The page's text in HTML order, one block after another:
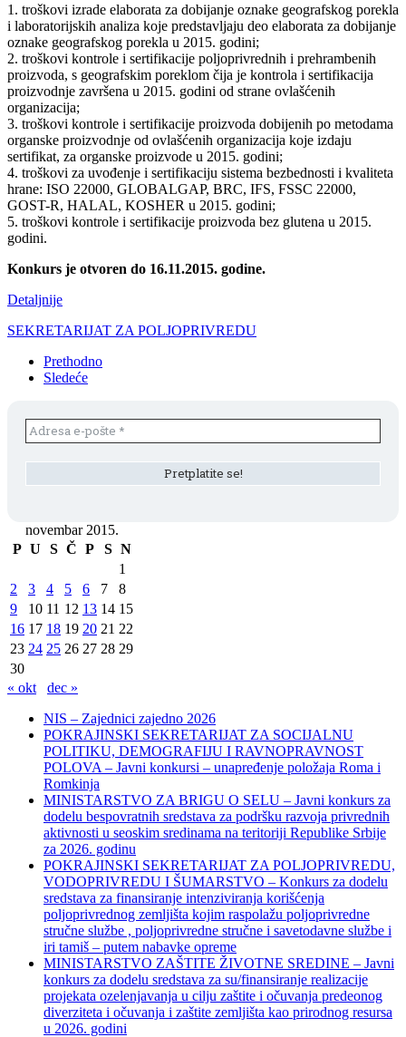
1. troškovi izrade elaborata za dobijanje oznake geografskog porekla
i laboratorijskih analiza koje predstavljaju deo elaborata za dobijanje
oznake geografskog porekla u 2015. godini;
2. troškovi kontrole i sertifikacije poljoprivrednih i prehrambenih
proizvoda, s geografskim poreklom čija je kontrola i sertifikacija
proizvodnje završena u 2015. godini od strane ovlašćenih
organizacija;
3. troškovi kontrole i sertifikacije proizvoda dobijenih po metodama
organske proizvodnje od ovlašćenih organizacija koje izdaju
sertifikat, za organske proizvode u 2015. godini;
4. troškovi za uvođenje i sertifikaciju sistema bezbednosti i kvaliteta
hrane: ISO 22000, GLOBALGAP, BRC, IFS, FSSC 22000,
GOST-R, HALAL, KOSHER u 2015. godini;
5. troškovi kontrole i sertifikacije proizvoda bez glutena u 2015.
godini.
Konkurs je otvoren do 16.11.2015. godine.
Detaljnije
SEKRETARIJAT ZA POLJOPRIVREDU
Prethodno
Sledeće
novembar 2015.
P U S Č P S N
1
2
3 4 5 6 7
8
9
10 11 12 13 14 15
16 17 18 19 20 21 22
23 24 25 26 27 28 29
30
« okt
dec »
NIS – Zajednici zajedno 2026
POKRAJINSKI SEKRETARIJAT ZA SOCIJALNU
POLITIKU, DEMOGRAFIJU I RAVNOPRAVNOST
POLOVA – Javni konkursi – unapređenje položaja Roma i
Romkinja
MINISTARSTVO ZA BRIGU O SELU – Javni konkurs za
dodelu bespovratnih sredstava za podršku razvoja privrednih
aktivnosti u seoskim sredinama na teritoriji Republike Srbije
za 2026. godinu
POKRAJINSKI SEKRETARIJAT ZA POLJOPRIVREDU,
VODOPRIVREDU I ŠUMARSTVO – Konkurs za dodelu
sredstava za finansiranje intenziviranja korišćenja
poljoprivrednog zemljišta kojim raspolažu poljoprivredne
stručne službe , poljoprivredne stručne i savetodavne službe i
iri tamiš ‒ putem nabavke opreme
MINISTARSTVO ZAŠTITE ŽIVOTNE SREDINE – Javni
konkurs za dodelu sredstava za su/finansiranje realizacije
projekata ozelenjavanja u cilju zaštite i očuvanja predeonog
diverziteta i očuvanja i zaštite zemljišta kao prirodnog resursa
u 2026. godini